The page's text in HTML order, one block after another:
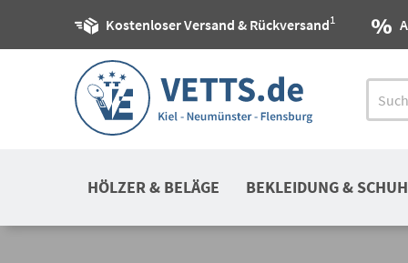
Kostenloser Versand & Rückversand1
HÖLZER & BELÄGE BEKLEIDUNG &